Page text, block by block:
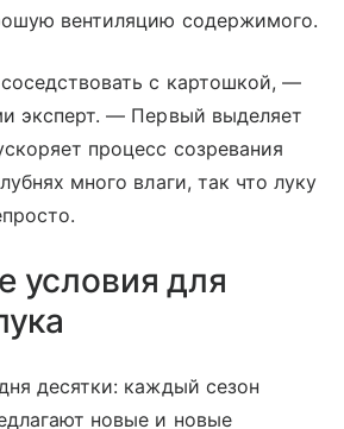
вентиляцию содержимого.
с картошкой, —
эксперт. — Первый выделяет
процесс созревания
много влаги, так что луку
условия для
десятки: каждый сезон
новые и новые